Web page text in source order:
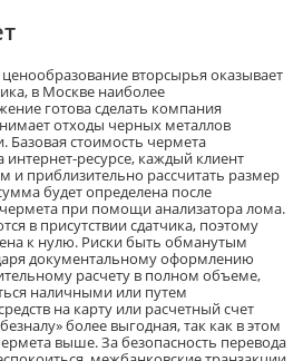
вторсырья оказывает
в Москве наиболее
готова сделать компания
отходы черных металлов
стоимость чермета
ресурсе, каждый клиент
и приблизительно рассчитать размер
будет определена после
при помощи анализатора лома.
в присутствии сдатчика, поэтому
к нулю. Риски быть обманутым
документальному оформлению
расчету в полном объеме,
наличными или путем
на карту или расчетный счет
более выгодная, так как в этом
выше. За безопасность перевода